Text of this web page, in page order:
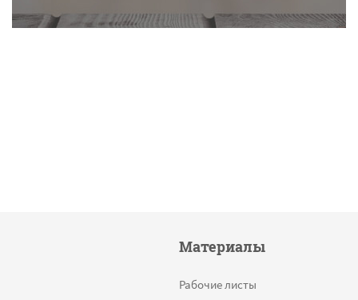
Материалы
Рабочие листы